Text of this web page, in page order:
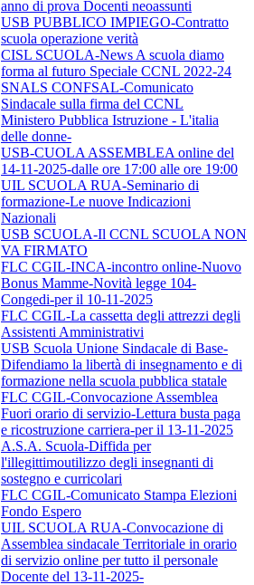
anno di prova Docenti neoassunti
USB PUBBLICO IMPIEGO-Contratto
scuola operazione verità
CISL SCUOLA-News A scuola diamo
forma al futuro Speciale CCNL 2022-24
SNALS CONFSAL-Comunicato
Sindacale sulla firma del CCNL
Ministero Pubblica Istruzione - L'italia
delle donne-
USB-CUOLA ASSEMBLEA online del
14-11-2025-dalle ore 17:00 alle ore 19:00
UIL SCUOLA RUA-Seminario di
formazione-Le nuove Indicazioni
Nazionali
USB SCUOLA-Il CCNL SCUOLA NON
VA FIRMATO
FLC CGIL-INCA-incontro online-Nuovo
Bonus Mamme-Novità legge 104-
Congedi-per il 10-11-2025
FLC CGIL-La cassetta degli attrezzi degli
Assistenti Amministrativi
USB Scuola Unione Sindacale di Base-
Difendiamo la libertà di insegnamento e di
formazione nella scuola pubblica statale
FLC CGIL-Convocazione Assemblea
Fuori orario di servizio-Lettura busta paga
e ricostruzione carriera-per il 13-11-2025
A.S.A. Scuola-Diffida per
l'illegittimoutilizzo degli insegnanti di
sostegno e curricolari
FLC CGIL-Comunicato Stampa Elezioni
Fondo Espero
UIL SCUOLA RUA-Convocazione di
Assemblea sindacale Territoriale in orario
di servizio online per tutto il personale
Docente del 13-11-2025-